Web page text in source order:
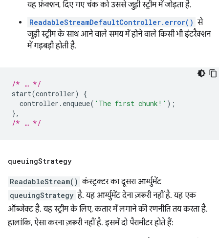
यह फ़ंक्शन, दिए गए चंक को उससे जुड़ी स्ट्रीम में जोड़ता है.
ReadableStreamDefaultController.error() से
जुड़ी स्ट्रीम के साथ आने वाले समय में होने वाले किसी भी इंटरैक्शन
में गड़बड़ी होती है.
/* … */
start(controller)
{
controller . enqueue( 'The first chunk!' );
},
/* … */
queuingStrategy
ReadableStream() कंस्ट्रक्टर का दूसरा आर्ग्युमेंट
queuingStrategy है. यह आर्ग्युमेंट देना ज़रूरी नहीं है. यह एक
ऑब्जेक्ट है. यह स्ट्रीम के लिए, कतार में लगाने की रणनीति तय करता है.
हालांकि, ऐसा करना ज़रूरी नहीं है. इसमें दो पैरामीटर होते हैं: